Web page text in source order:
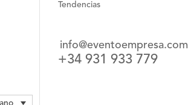
Tendencias
info@eventoempresa.com
+34 931 933 779